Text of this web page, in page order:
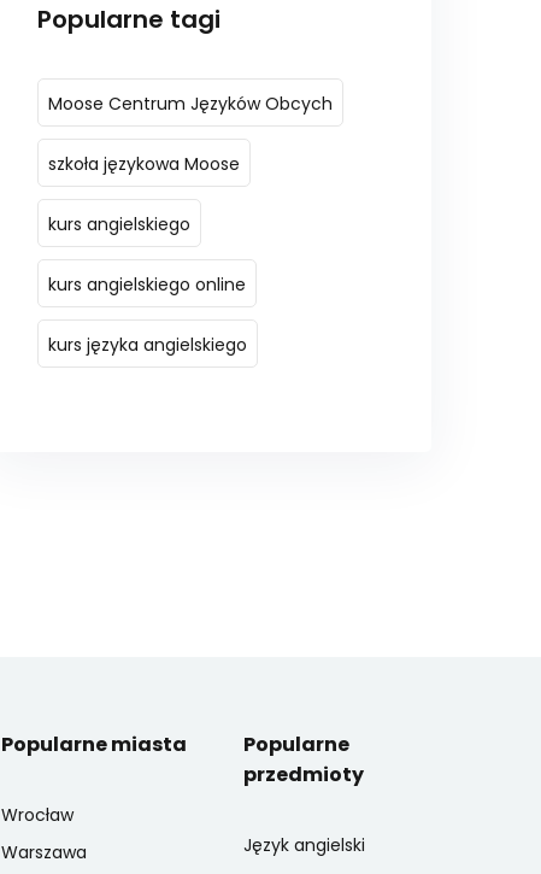
Popularne tagi
Moose Centrum Języków Obcych
szkoła językowa Moose
kurs angielskiego
kurs angielskiego online
kurs języka angielskiego
Popularne miasta
Wrocław
Warszawa
Popularne
przedmioty
Język angielski